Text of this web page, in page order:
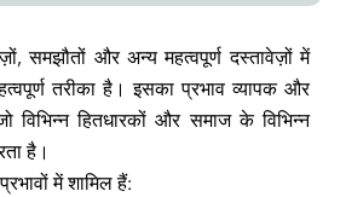
समझौतों और अन्य महत्वपूर्ण दस्तावेज़ों में
तरीका है। इसका प्रभाव व्यापक और
विभिन्न हितधारकों और समाज के विभिन्न
है।
में शामिल हैं: